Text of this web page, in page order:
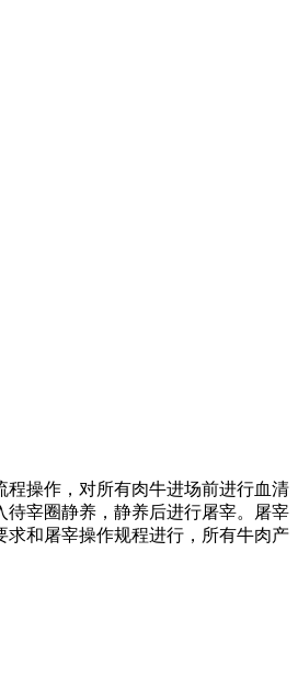
程操作，对所有肉牛进场前进行血清
待宰圈静养，静养后进行屠宰。屠宰
求和屠宰操作规程进行，所有牛肉产